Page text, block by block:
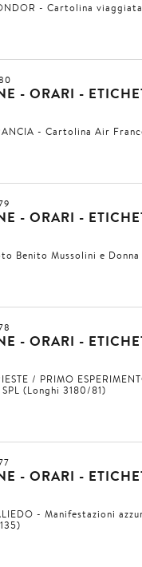
- Cartolina viaggiata
- ORARI -
- Cartolina Air
- ORARI -
Benito Mussolini e Donna
- ORARI -
/ PRIMO
(Longhi 3180/81)
- ORARI -
- Manifestazioni